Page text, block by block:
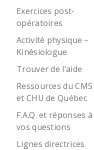
Exercices post-
opératoires
Activité physique –
Kinésiologue
Trouver de l’aide
Ressources du CMS
et CHU de Québec
F.A.Q. et réponses à
vos questions
Lignes directrices